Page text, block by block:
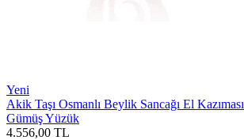
Yeni
Akik Taşı Osmanlı Beylik Sancağı El Kazıması
Gümüş Yüzük
4.556,00 TL